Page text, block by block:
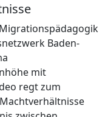
Baden-
mit
regt zum